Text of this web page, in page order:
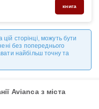
книга
цій сторінці, можуть бути
без попереднього
найбільш точну та
Avianca з міста